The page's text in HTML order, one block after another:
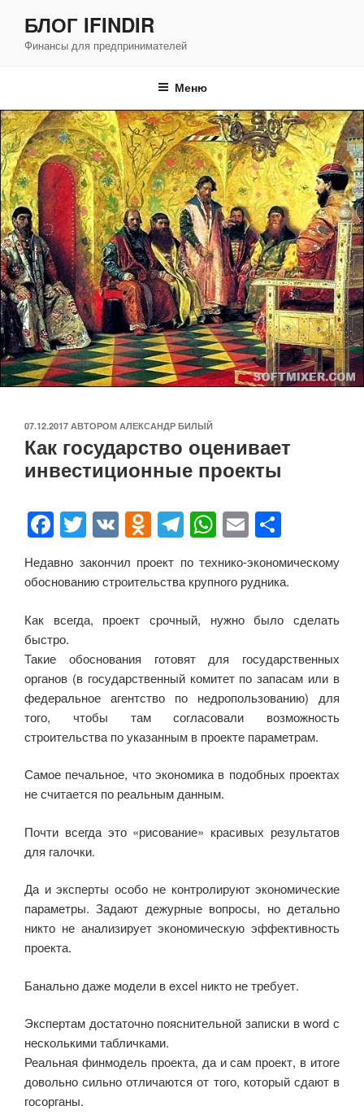
содержимому
БЛОГ IFINDIR
Финансы для предпринимателей
Меню
ОПУБЛИКОВАНО
07.12.2017 АВТОРОМ АЛЕКСАНДР БИЛЫЙ
Как государство оценивает
инвестиционные проекты
F
a
c
b
o
o
k
T
wi
tt
V
K
O
d
n
kl
a
ss
ni
ki
T
el
e
a
m
W
h
at
A
p
p
E
m
ail
тп
р
в
и
ть
Недавно закончил проект по технико-экономическому
обоснованию строительства крупного рудника.
Как всегда, проект срочный, нужно было сделать
быстро.
Такие обоснования готовят для государственных
органов (в государственный комитет по запасам или в
федеральное агентство по недропользованию) для
того, чтобы там согласовали возможность
строительства по указанным в проекте параметрам.
Самое печальное, что экономика в подобных проектах
не считается по реальным данным.
Почти всегда это «рисование» красивых результатов
для галочки.
Да и эксперты особо не контролируют экономические
параметры. Задают дежурные вопросы, но детально
никто не анализирует экономическую эффективность
проекта.
Банально даже модели в excel никто не требует.
Экспертам достаточно пояснительной записки в word с
несколькими табличками.
Реальная финмодель проекта, да и сам проект, в итоге
довольно сильно отличаются от того, который сдают в
госорганы.